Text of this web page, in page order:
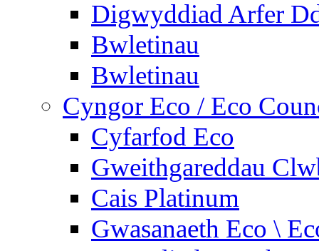
Digwyddiad Arfer
Bwletinau
Bwletinau
Cyngor Eco / Eco
Cyfarfod Eco
Gweithgareddau
Cais Platinum
Gwasanaeth Eco \